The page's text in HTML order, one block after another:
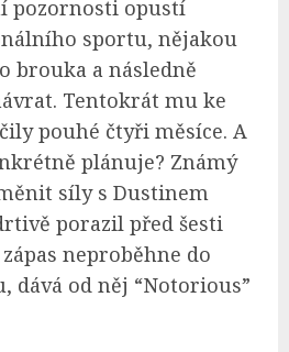
pozornosti opustí
sportu, nějakou
brouka a následně
Tentokrát mu ke
pouhé čtyři měsíce. A
plánuje? Známý
síly s Dustinem
porazil před šesti
neproběhne do
dává od něj “Notorious”